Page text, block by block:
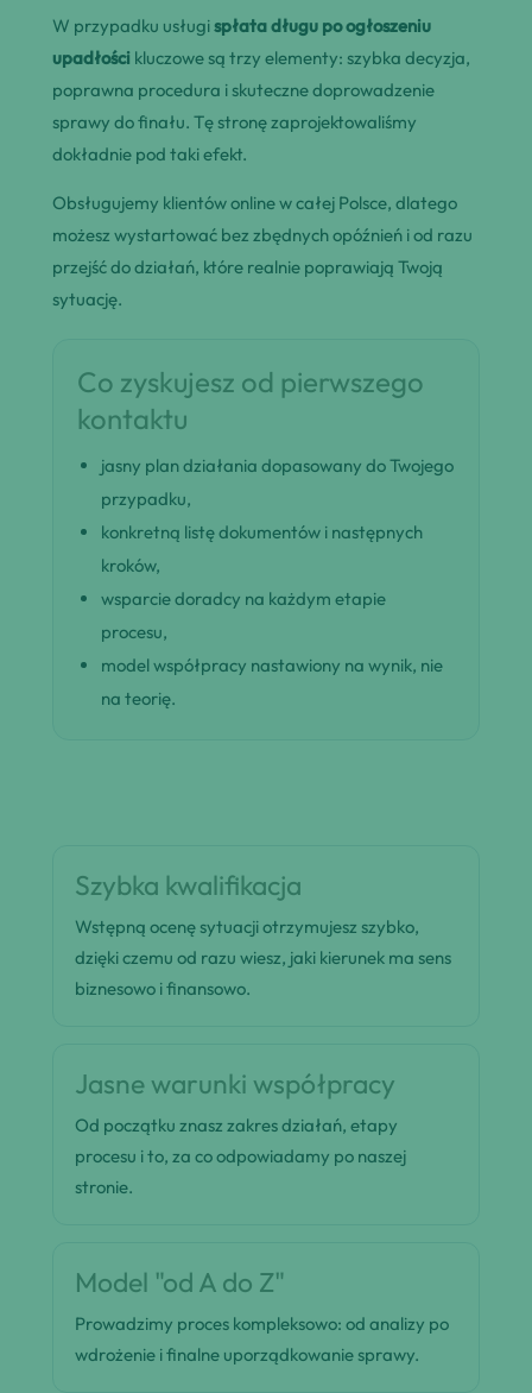
W przypadku usługispłata długu po ogłoszeniu
upadłości kluczowe są trzy elementy: szybka decyzja,
poprawna procedura i skuteczne doprowadzenie
sprawy do finału. Tę stronę zaprojektowaliśmy
dokładnie pod taki efekt.
Obsługujemy klientów online w całej Polsce, dlatego
możesz wystartować bez zbędnych opóźnień i od razu
przejść do działań, które realnie poprawiają Twoją
sytuację.
Co zyskujesz od pierwszego
kontaktu
jasny plan działania dopasowany do Twojego
przypadku,
konkretną listę dokumentów i następnych
kroków,
wsparcie doradcy na każdym etapie
procesu,
model współpracy nastawiony na wynik, nie
na teorię.
Szybka kwalifikacja
Wstępną ocenę sytuacji otrzymujesz szybko,
dzięki czemu od razu wiesz, jaki kierunek ma sens
biznesowo i finansowo.
Jasne warunki współpracy
Od początku znasz zakres działań, etapy
procesu i to, za co odpowiadamy po naszej
stronie.
Model "od A do Z"
Prowadzimy proces kompleksowo: od analizy po
wdrożenie i finalne uporządkowanie sprawy.